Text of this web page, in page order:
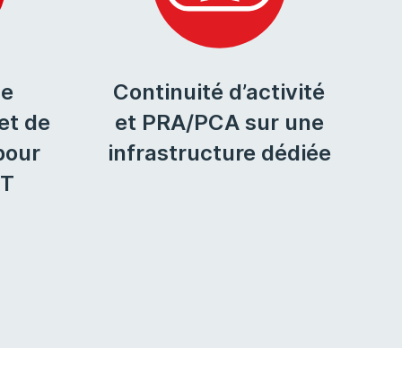
de
Continuité d’activité
et PRA/PCA sur une
infrastructure dédiée